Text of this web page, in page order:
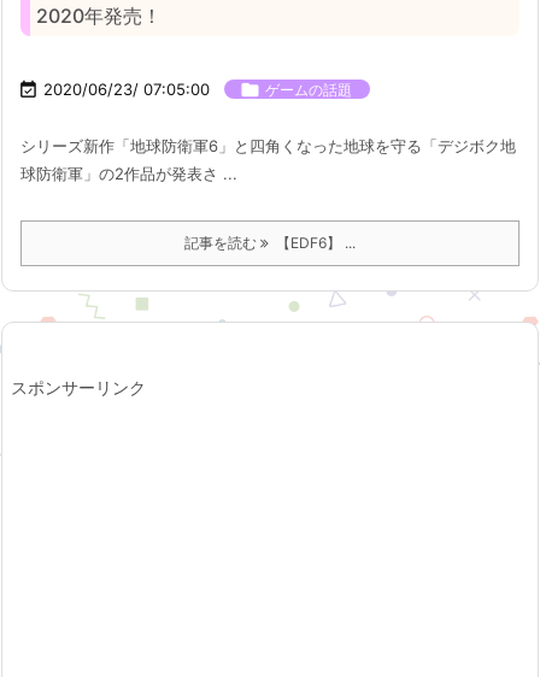
2020年発売！
 2020/06/23/ 07:05:00  ゲームの話題
シリーズ新作「地球防衛軍6」と四角くなった地球を守る「デジボク地
球防衛軍」の2作品が発表さ ...
記事を読む 【EDF6】 ...
スポンサーリンク